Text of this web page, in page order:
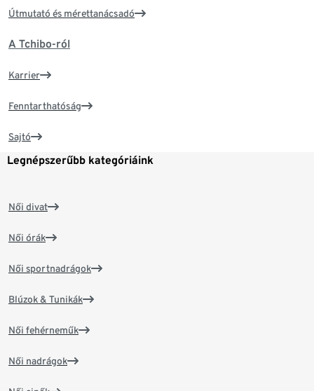
Útmutató és mérettanácsadó
A Tchibo-ról
Karrier
Fenntarthatóság
Sajtó
Legnépszerűbb kategóriáink
Női divat
Női órák
Női sportnadrágok
Blúzok & Tunikák
Női fehérneműk
Női nadrágok